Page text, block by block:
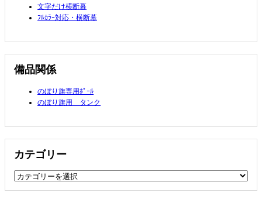
文字だけ横断幕
ﾌﾙｶﾗｰ対応・横断幕
備品関係
のぼり旗専用ﾎﾟｰﾙ
のぼり旗用 タンク
カテゴリー
カ